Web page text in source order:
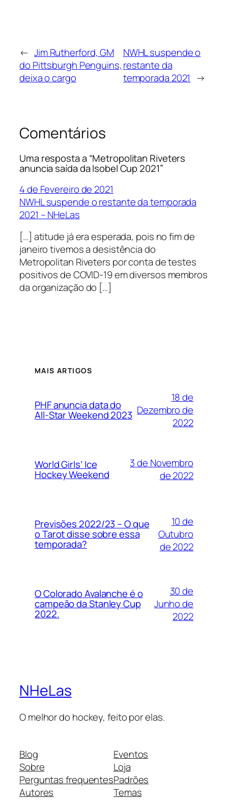
← Jim Rutherford, GM
do Pittsburgh Penguins,
deixa o cargo
NWHL suspende o
restante da
temporada 2021 →
Comentários
Uma resposta a “Metropolitan Riveters
anuncia saída da Isobel Cup 2021”
4 de Fevereiro de 2021
NWHL suspende o restante da temporada
2021 – NHeLas
[…] atitude já era esperada, pois no fim de
janeiro tivemos a desistência do
Metropolitan Riveters por conta de testes
positivos de COVID-19 em diversos membros
da organização do […]
MAIS ARTIGOS
PHF anuncia data do
All-Star Weekend 2023
18 de
Dezembro de
2022
World Girls’ Ice
Hockey Weekend
3 de Novembro
de 2022
Previsões 2022/23 – O que
o Tarot disse sobre essa
temporada?
10 de
Outubro
de 2022
O Colorado Avalanche é o
campeão da Stanley Cup
2022.
30 de
Junho de
2022
NHeLas
O melhor do hockey, feito por elas.
Blog
Sobre
Perguntas frequentes
Autores
Eventos
Loja
Padrões
Temas